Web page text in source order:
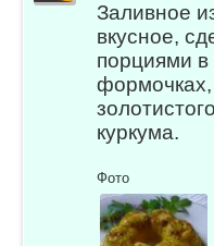
Заливное
вкусное,
порциями
куркума.
Фото